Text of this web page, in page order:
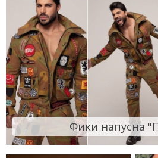
Фики напусна